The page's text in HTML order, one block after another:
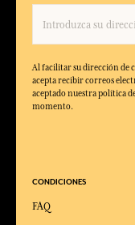
Al facilitar su dirección de
acepta recibir correos
aceptado nuestra política
momento.
CONDICIONES
FAQ